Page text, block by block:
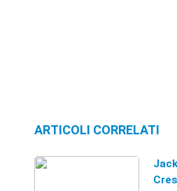
ARTICOLI CORRELATI